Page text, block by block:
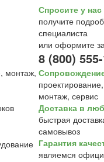
Спросите у нас
получите
специалиста
или оформите
8 (800)
монтаж, сервис
Доставка в
быстрая
самовывоз
Гарантия
являемся